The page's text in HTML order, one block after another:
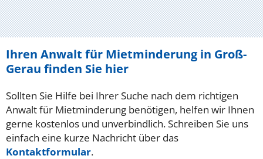
Ihren Anwalt für Mietminderung in Groß-
Gerau finden Sie hier
Sollten Sie Hilfe bei Ihrer Suche nach dem richtigen
Anwalt für Mietminderung benötigen, helfen wir Ihnen
gerne kostenlos und unverbindlich. Schreiben Sie uns
einfach eine kurze Nachricht über das
Kontaktformular.